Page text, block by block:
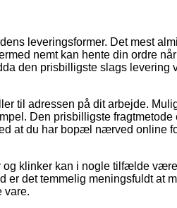
leveringsformer. Det mest
nemt kan hente din ordre
den prisbilligste slags levering
til adressen på dit arbejde.
Den prisbilligste fragtmetode
at du har bopæl nærved online
og klinker kan i nogle tilfælde
er det temmelig meningsfuldt at
vare.